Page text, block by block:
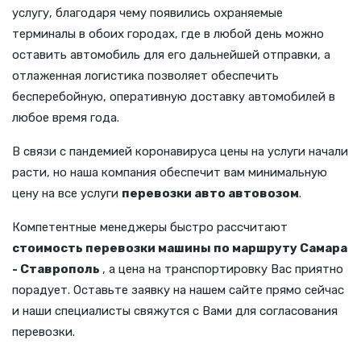
услугу, благодаря чему появились охраняемые
терминалы в обоих городах, где в любой день можно
оставить автомобиль для его дальнейшей отправки, а
отлаженная логистика позволяет обеспечить
бесперебойную, оперативную доставку автомобилей в
любое время года.
В связи с пандемией коронавируса цены на услуги начали
расти, но наша компания обеспечит вам минимальную
цену на все услуги перевозки авто автовозом.
Компетентные менеджеры быстро рассчитают
стоимость перевозки машины по маршруту Самара
- Ставрополь , а цена на транспортировку Вас приятно
порадует. Оставьте заявку на нашем сайте прямо сейчас
и наши специалисты свяжутся с Вами для согласования
перевозки.